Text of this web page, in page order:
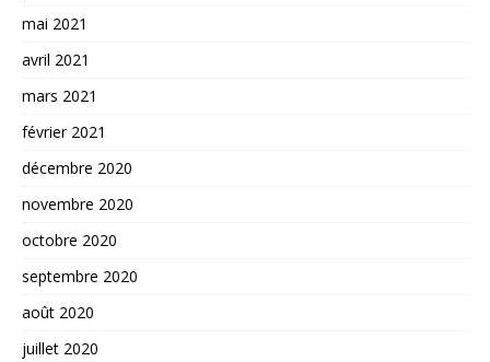
mai 2021
avril 2021
mars 2021
février 2021
décembre 2020
novembre 2020
octobre 2020
septembre 2020
août 2020
juillet 2020